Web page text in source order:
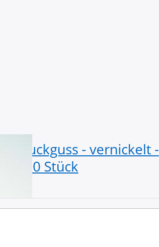
- vernickelt -
- 10 Stück